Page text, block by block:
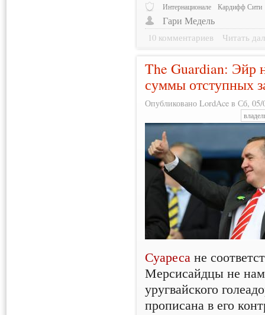
Интернационале Кардифф Сити
Гари Медель
10 комментариев Читать
The Guardian: Эйр
суммы отступных
Опубликовано LordAce в Сб, 05/
Суареса не
Мерсисайдцы не
уругвайского
прописана в его